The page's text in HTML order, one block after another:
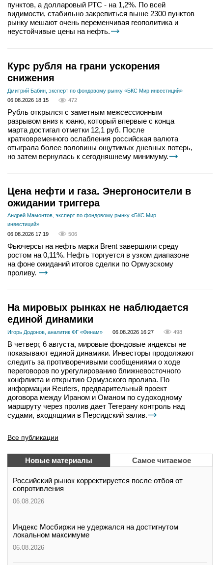
пунктов, а долларовый РТС - на 1,2%. По всей
видимости, стабильно закрепиться выше 2300 пунктов
рынку мешают очень переменчивая геополитика и
неустойчивые цены на нефть.
Курс рубля на грани ускорения
снижения
Дмитрий Бабин, эксперт по фондовому рынку «БКС Мир инвестиций»
06.08.2026 18:15
472
Рубль открылся с заметным межсессионным
разрывом вниз к юаню, который впервые с конца
марта достигал отметки 12,1 руб. После
кратковременного ослабления российская валюта
отыграла более половины ощутимых дневных потерь,
но затем вернулась к сегодняшнему минимуму.
Цена нефти и газа. Энергоносители в
ожидании триггера
Андрей Мамонтов, эксперт по фондовому рынку «БКС Мир
инвестиций»
06.08.2026 17:19
506
Фьючерсы на нефть марки Brent завершили среду
ростом на 0,11%. Нефть торгуется в узком диапазоне
на фоне ожиданий итогов сделки по Ормузскому
проливу.
На мировых рынках не наблюдается
единой динамики
Игорь Додонов, аналитик ФГ «Финам» 06.08.2026 16:27 498
В четверг, 6 августа, мировые фондовые индексы не
показывают единой динамики. Инвесторы продолжают
следить за противоречивыми сообщениями о ходе
переговоров по урегулированию ближневосточного
конфликта и открытию Ормузского пролива. По
информации Reuters, предварительный проект
договора между Ираном и Оманом по судоходному
маршруту через пролив дает Тегерану контроль над
судами, входящими в Персидский залив.
Все публикации
Новые материалы Самое читаемое
Российский рынок корректируется после отбоя от
сопротивления
06.08.2026
Индекс Мосбиржи не удержался на достигнутом
локальном максимуме
06.08.2026